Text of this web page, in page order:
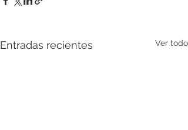
Entradas recientes Ver todo